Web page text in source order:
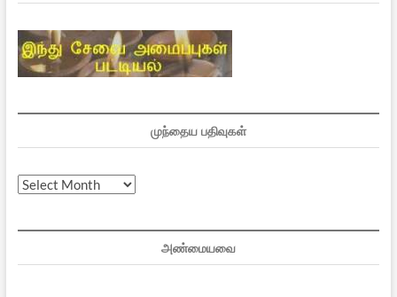
முந்தைய பதிவுகள்
முந்தைய
அண்மையவை